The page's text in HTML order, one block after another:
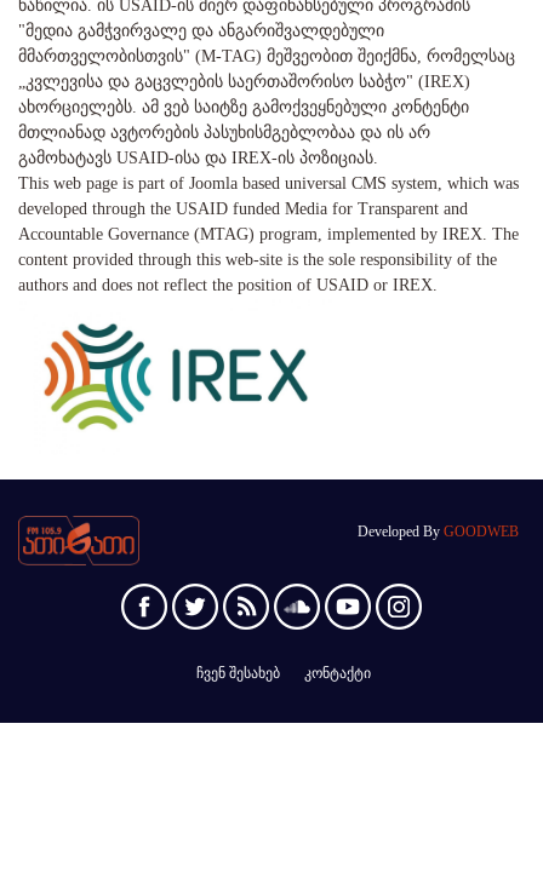
ნაწილია. ის USAID-ის მიერ დაფინანსებული პროგრამის
"მედია გამჭვირვალე და ანგარიშვალდებული
მმართველობისთვის" (M-TAG) მეშვეობით შეიქმნა, რომელსაც
„კვლევისა და გაცვლების საერთაშორისო საბჭო" (IREX)
ახორციელებს. ამ ვებ საიტზე გამოქვეყნებული კონტენტი
მთლიანად ავტორების პასუხისმგებლობაა და ის არ
გამოხატავს USAID-ისა და IREX-ის პოზიციას.
This web page is part of Joomla based universal CMS system, which was
developed through the USAID funded Media for Transparent and
Accountable Governance (MTAG) program, implemented by IREX. The
content provided through this web-site is the sole responsibility of the
authors and does not reflect the position of USAID or IREX.
Developed By GOODWEB
ჩვენ შესახებ კონტაქტი